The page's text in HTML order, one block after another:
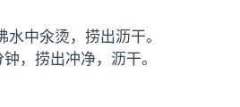
中氽烫，捞出沥干。
，捞出冲净，沥干。